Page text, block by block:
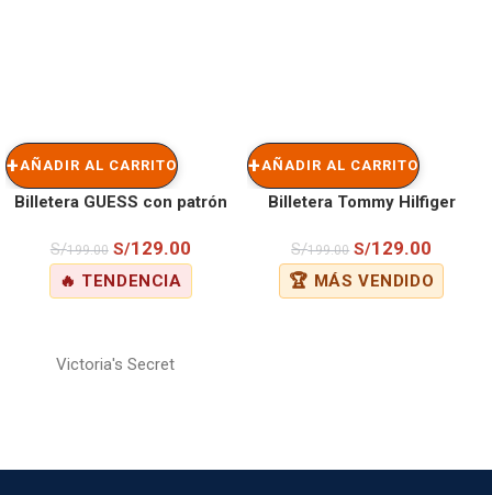
AÑADIR AL CARRITO
Billetera GUESS con patrón
de franja roja
S/199.00 S/129.00
🔥 TENDENCIA
AÑADIR AL CARRITO
Billetera Tommy Hilfiger
esmaltado (con protección
RFID).
S/199.00 S/129.00
🏆 MÁS VENDIDO
Victoria's Secret